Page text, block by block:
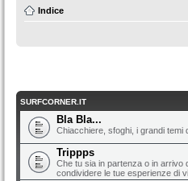
Indice
SURFCORNER.IT
Bla Bla...
Chiacchiere, sfoghi, i grandi temi
Trippps
Che tu sia in partenza o in arrivo
condividere le tue esperienze di